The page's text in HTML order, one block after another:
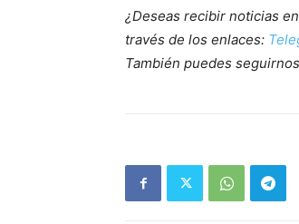
¿Deseas recibir noticias
través de los enlaces:
También puedes